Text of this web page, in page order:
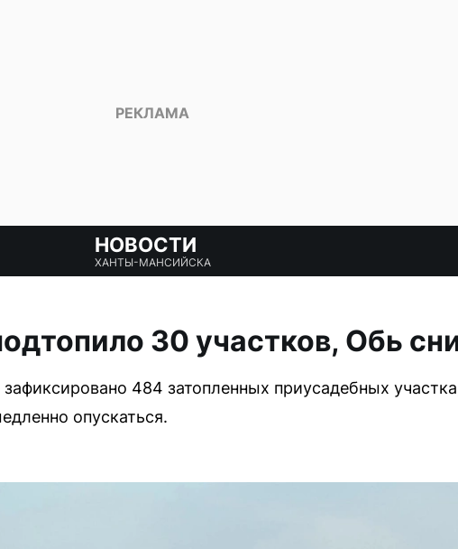
НОВОСТИ
ХАНТЫ-МАНСИЙСКА
30 участков, Обь
484 затопленных приусадебных
опускаться.